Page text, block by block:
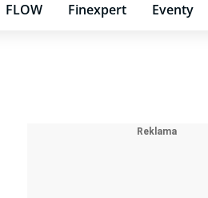
FLOW Finexpert Eventy